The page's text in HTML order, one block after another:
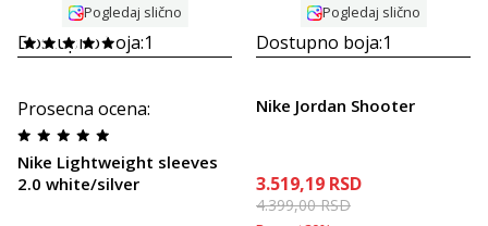
Pogledaj slično
Dostupno boja:1
Prosecna ocena:
Nike Lightweight sleeves
2.0 white/silver
Pogledaj slično
Dostupno boja:1
Nike Jordan Shooter
3.519,19 RSD
4.399,00RSD